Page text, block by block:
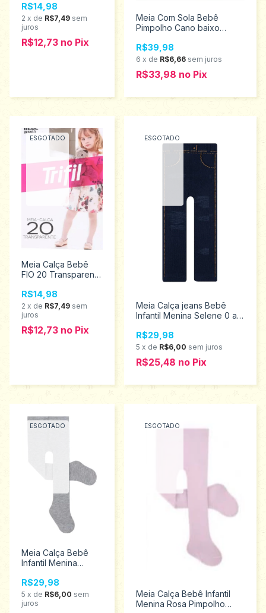
BB 001
R$14,98
2 x de R$7,49 sem
juros
R$12,73 no Pix
Meia Com Sola Bebê
Pimpolho Cano baixo
0074270
R$39,98
6 x de R$6,66 sem juros
R$33,98 no Pix
ESGOTADO
Meia Calça Bebê
FIO 20 Transparente
R$14,98
2 x de R$7,49 sem
juros
R$12,73 no Pix
ESGOTADO
Meia Calça jeans Bebê
Infantil Menina Selene 0 a
R$29,98
5 x de R$6,00 sem juros
R$25,48 no Pix
ESGOTADO
Meia Calça Bebê
Infantil Menina
Tamanho unico 0 a
7 meses 8395
R$29,98
5 x de R$6,00 sem
juros
ESGOTADO
Meia Calça Bebê Infantil
Menina Rosa Pimpolho